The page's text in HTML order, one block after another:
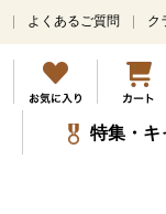
よくあるご質問 ク
特集・キ